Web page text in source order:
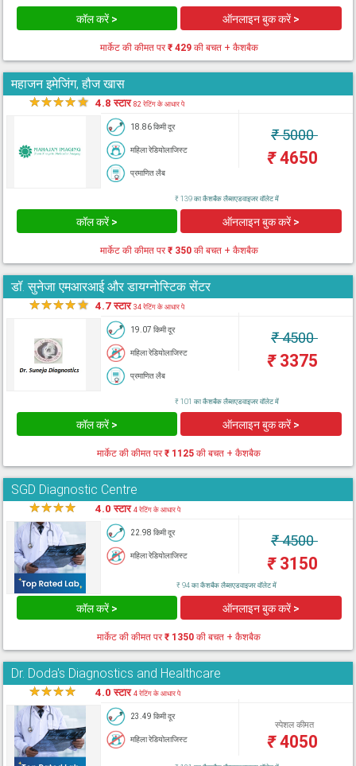
कॉल करें > ऑनलाइन बुक करें >
मार्केट की कीमत पर₹ 429की बचत + कैशबैक
महाजन इमेजिंग, हौज खास
★★★★★ 4.8 स्टार82 रेटिंग के आधार पे
18.86 किमी दूर
महिला रेडियोलाजिस्ट
प्रमाणित लैब
₹5000
₹4650
₹ 139 का कैशबैक लैब्सएडवाइजर वॉलेट में
कॉल करें > ऑनलाइन बुक करें >
मार्केट की कीमत पर₹ 350की बचत + कैशबैक
डॉ. सुनेजा एमआरआई और डायग्नोस्टिक सेंटर
★★★★★ 4.7 स्टार34 रेटिंग के आधार पे
19.07 किमी दूर
महिला रेडियोलाजिस्ट
प्रमाणित लैब
₹4500
₹3375
₹ 101 का कैशबैक लैब्सएडवाइजर वॉलेट में
कॉल करें > ऑनलाइन बुक करें >
मार्केट की कीमत पर₹ 1125 की बचत + कैशबैक
SGD Diagnostic Centre
★★★★ 4.0 स्टार4 रेटिंग के आधार पे
22.98 किमी दूर
महिला रेडियोलाजिस्ट
₹4500
₹3150
₹ 94 का कैशबैक लैब्सएडवाइजर वॉलेट में
कॉल करें > ऑनलाइन बुक करें >
मार्केट की कीमत पर₹ 1350 की बचत + कैशबैक
Dr. Doda's Diagnostics and Healthcare
★★★★ 4.0 स्टार4 रेटिंग के आधार पे
23.49 किमी दूर
महिला रेडियोलाजिस्ट
स्पेशल कीमत
₹4050